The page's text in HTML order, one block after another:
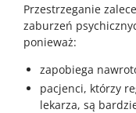
Przestrzeganie
zaburzeń
ponieważ:
zapobiega
pacjenci, którzy
lekarza, są